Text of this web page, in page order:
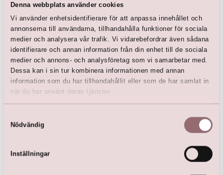
Denna webbplats använder cookies
Vi använder enhetsidentifierare för att anpassa innehållet och
annonserna till användarna, tillhandahålla funktioner för sociala
medier och analysera vår trafik. Vi vidarebefordrar även sådana
identifierare och annan information från din enhet till de sociala
medier och annons- och analysföretag som vi samarbetar med.
Dessa kan i sin tur kombinera informationen med annan
information som du har tillhandahållit eller som de har samlat in
när du har använt deras tjänster.
Nödvändig
Inställningar
Let's Party by LILLY Dress
kr 3 899,00 kr 3 899,00